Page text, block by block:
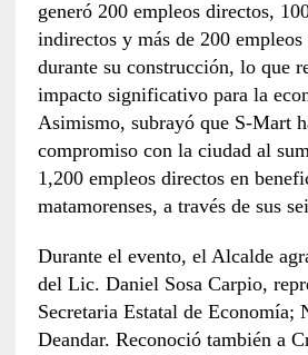
generó 200 empleos directos,
indirectos y más de 200 empleos
durante su construcción, lo que
impacto significativo para la
Asimismo, subrayó que S-Mart
compromiso con la ciudad al
1,200 empleos directos en
matamorenses, a través de sus
Durante el evento, el Alcalde
del Lic. Daniel Sosa Carpio,
Secretaria Estatal de Economía;
Deandar. Reconoció también a